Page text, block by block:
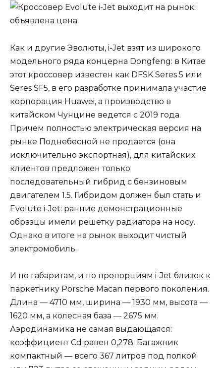
Как и другие Эволюты, i-Jet взят из широкого
модельного ряда концерна Dongfeng: в Китае
этот кроссовер известен как DFSK Seres 5 или
Seres SF5, в его разработке принимала участие
корпорация Huawei, а производство в
китайском Чунцине ведется с 2019 года.
Причем полностью электрическая версия на
рынке Поднебесной не продается (она
исключительно экспортная), для китайских
клиентов предложен только
последовательный гибрид с бензиновым
двигателем 1.5. Гибридом должен был стать и
Evolute i-Jet: ранние демонстрационные
образцы имели решетку радиатора на носу.
Однако в итоге на рынок выходит чистый
электромобиль.
И по габаритам, и по пропорциям i-Jet близок к
паркетнику Porsche Macan первого поколения.
Длина — 4710 мм, ширина — 1930 мм, высота —
1620 мм, а колесная база — 2675 мм.
Аэродинамика не самая выдающаяся:
коэффициент Cd равен 0,278. Багажник
компактный — всего 367 литров под полкой